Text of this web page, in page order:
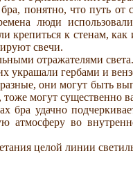
понятно, что путь
люди
крепиться к стенам,
свечи.
отражателями
украшали гербами и
они могут быть
могут существенно
бра удачно
атмосферу во
целой линии